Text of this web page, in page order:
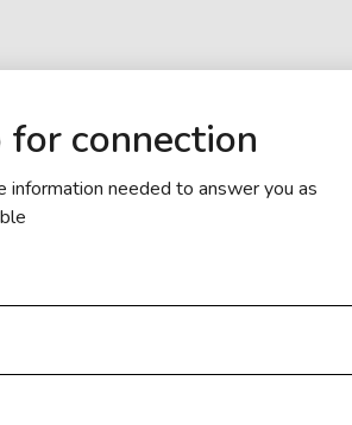
for connection
information needed to answer you as